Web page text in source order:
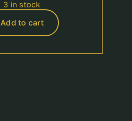
price
120,00 €.
price
110,00 €.
3 in stock
Add to cart